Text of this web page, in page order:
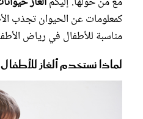
كمعلومات عن الحيوان تجذب
مناسبة للأطفال في رياض
لماذا نستخدم ألغاز